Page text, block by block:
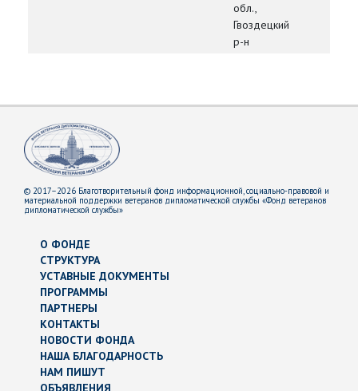
обл.,
Гвоздецкий
р-н
© 2017–2026 Благотворительный фонд информационной, социально-правовой и
материальной поддержки ветеранов дипломатической службы «Фонд ветеранов
дипломатической службы»
О ФОНДЕ
СТРУКТУРА
УСТАВНЫЕ ДОКУМЕНТЫ
ПРОГРАММЫ
ПАРТНЕРЫ
КОНТАКТЫ
НОВОСТИ ФОНДА
НАША БЛАГОДАРНОСТЬ
НАМ ПИШУТ
ОБЪЯВЛЕНИЯ